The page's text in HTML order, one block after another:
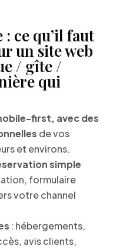
ce qu’il faut
un site web
/ gîte /
qui
first, avec des
de vos
et environs.
simple
formulaire
votre channel
: hébergements,
avis clients,